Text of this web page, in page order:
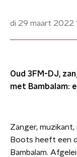
di 29 maart 2022
Oud 3FM-DJ,
met Bambalam:
Zanger,
Boots heeft een
Bambalam.